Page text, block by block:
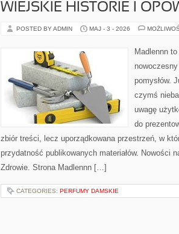
WIEJSKIE HISTORIE I
POSTED BY ADMIN MAJ - 3 - 2026
Madlennn
pomysłów.
czymś
uwagę
do
zbiór treści, lecz uporządkowana przestrzeń, w
przydatność publikowanych materiałów. Nowości
Zdrowie. Strona Madlennn […]
CATEGORIES: PERFUMY DAMSKIE